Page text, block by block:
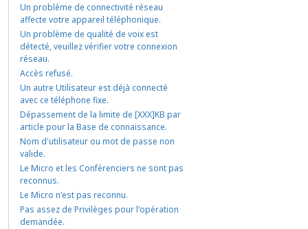
Un problème de connectivité réseau
affecte votre appareil téléphonique.
Un problème de qualité de voix est
détecté, veuillez vérifier votre connexion
réseau.
Accès refusé.
Un autre Utilisateur est déjà connecté
avec ce téléphone fixe.
Dépassement de la limite de [XXX]KB par
article pour la Base de connaissance.
Nom d'utilisateur ou mot de passe non
valide.
Le Micro et les Conférenciers ne sont pas
reconnus.
Le Micro n'est pas reconnu.
Pas assez de Privilèges pour l'opération
demandée.